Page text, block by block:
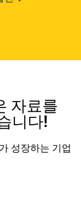
자료를
니다!
성장하는 기업